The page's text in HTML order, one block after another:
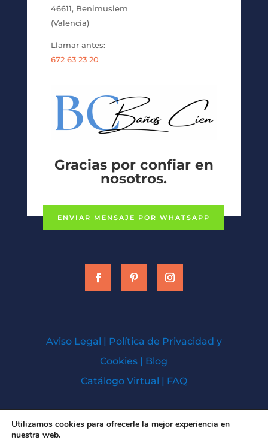
46611, Benimuslem
(Valencia)
Llamar antes:
672 63 23 20
Gracias por confiar en
nosotros.
ENVIAR MENSAJE POR WHATSAPP
Aviso Legal | Política de Privacidad y
Cookies | Blog
Catálogo Virtual | FAQ
Todos los derechos © 2026 | Baños Cien
Utilizamos cookies para ofrecerle la mejor experiencia en
nuestra web.